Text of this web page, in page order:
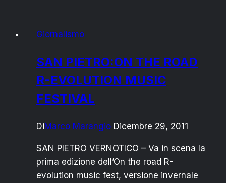
“TUTTICAMPIONI”
Giornalismo
SAN PIETRO:ON THE ROAD
R-EVOLUTION MUSIC
FESTIVAL
DiMarco Marangio Dicembre 29, 2011
SAN PIETRO VERNOTICO – Va in scena la
prima edizione dell’On the road R-
evolution music fest, versione invernale